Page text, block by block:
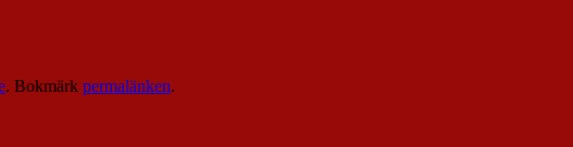
. Bokmärk permalänken.